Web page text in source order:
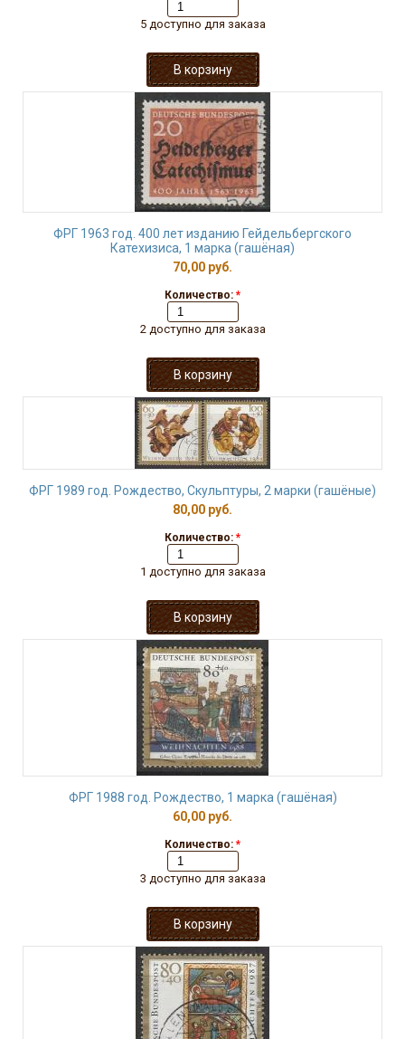
5 доступно для заказа
ФРГ 1963 год. 400 лет изданию Гейдельбергского
Катехизиса, 1 марка (гашёная)
70,00 руб.
Количество: *
2 доступно для заказа
ФРГ 1989 год. Рождество, Скульптуры, 2 марки (гашёные)
80,00 руб.
Количество: *
1 доступно для заказа
ФРГ 1988 год. Рождество, 1 марка (гашёная)
60,00 руб.
Количество: *
3 доступно для заказа